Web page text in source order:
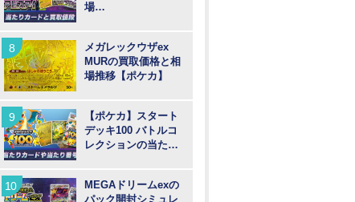
場
メガレックウザex
MURの買取価格と相
場推移【ポケカ】
【ポケカ】スタート
デッキ100 バトルコ
レクションの当たり
MEGAドリームexの
パック開封シミュレ